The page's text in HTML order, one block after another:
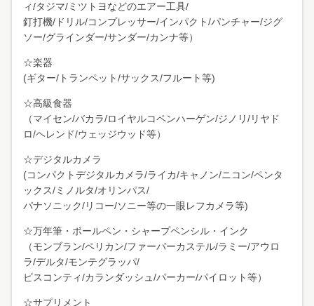
ィ/タジマ/ミツトヨなどのエアー工具/
釘打機/ドリル/コンプレッサー/インパクト/パンチャー/ジグ
ソー/グラインダー/サンダー/カンナ等）
☆楽器
(ギター/トランペット/サックス/フルート等)
☆高級食器
（マイセン/バカラ/ロイヤルコペンハーゲン/ジノリ/リヤド
ロ/ヘレンド/ウェッジウッド等）
☆デジタルカメラ
(コンパクトデジタルカメラ/ライカ/キャノン/ニコン/ペンタ
ックス/ミノルタ/オリンパス/
パナソニック/リコー/ソニー等の一眼レフカメラ等)
☆万年筆・ボールペン・シャープペンシル・インク
（モンブラン/ペリカン/ファーバーカステル/ラミー/アウロ
ラ/デルタ/モンテグラッパ/
ビスコンティ/カランダッシュ/パーカー/パイロット等）
☆サプリメント